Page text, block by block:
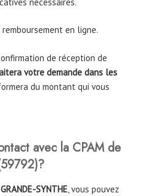
remboursement en ligne.
de réception de
votre demande dans les
du montant qui vous
avec la CPAM de
?
GRANDE-SYNTHE, vous pouvez